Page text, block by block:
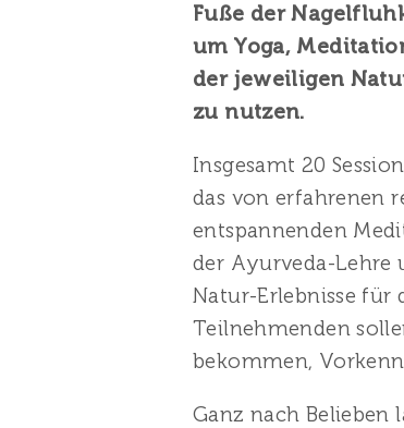
Fuße der
um Yoga,
der jeweiligen
zu nutzen.
Insgesamt 20
das von erfahrenen
entspannenden
der Ayurveda-Lehre
Natur-Erlebnisse für
Teilnehmenden
bekommen,
Ganz nach Belieben